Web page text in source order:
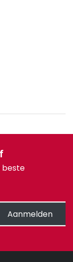
beste
Aanmelden